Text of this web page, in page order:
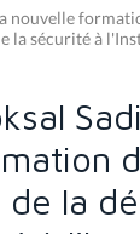
nouvelle
la sécurité à
de la